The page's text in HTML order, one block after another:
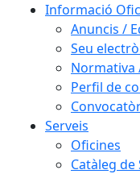
Informació
Anuncis /
Seu
Normativa
Perfil de
Serveis
Oficines
Catàleg de